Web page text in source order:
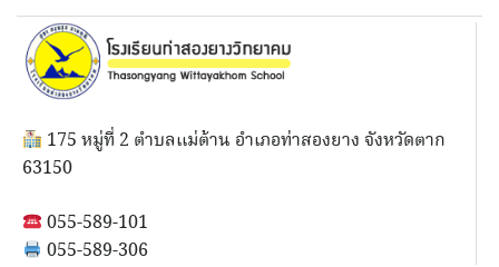
175 หมู่ที่ 2 ตำบลแม่ต้าน อำเภอท่าสองยาง จังหวัดตาก
63150
055-589-101
055-589-306